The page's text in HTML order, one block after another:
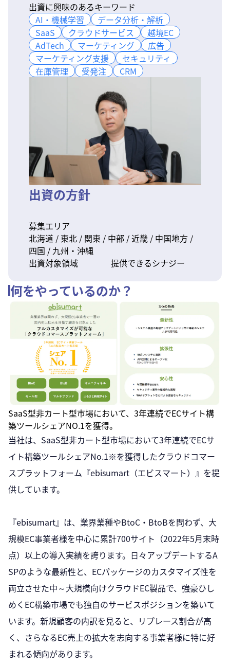
出資に興味のあるキーワード
AI・機械学習
データ分析・解析
SaaS
クラウドサービス
越境EC
AdTech
マーケティング
広告
マーケティング支援
セキュリティ
在庫管理
受発注 CRM
AI・機械学習
データ分析・解析
SaaS
クラウドサービス
越境EC
AdTech
マーケティング
広告
マーケティング支援
セキュリティ
在庫管理
受発注 CRM
出資の方針
募集エリア
北海道 / 東北 / 関東 / 中部 / 近畿 / 中国地方 /
四国 / 九州・沖縄
出資対象領域
提供できるシナジー
何をやっているのか？
SaaS型非カート型市場において、3年連続でECサイト構
築ツールシェアNO.1を獲得。
当社は、SaaS型非カート型市場において3年連続でECサ
イト構築ツールシェアNo.1※を獲得したクラウドコマー
スプラットフォーム『ebisumart（エビスマート）』を提
供しています。
『ebisumart』は、業界業種やBtoC・BtoBを問わず、大
規模EC事業者様を中心に累計700サイト（2022年5月末時
点）以上の導入実績を誇ります。日々アップデートするA
SPのような最新性と、ECパッケージのカスタマイズ性を
両立させた中～大規模向けクラウドEC製品で、強豪ひし
めくEC構築市場でも独自のサービスポジションを築いて
います。新規顧客の内訳を見ると、リプレース割合が高
く、さらなるEC売上の拡大を志向する事業者様に特に好
まれる傾向があります。